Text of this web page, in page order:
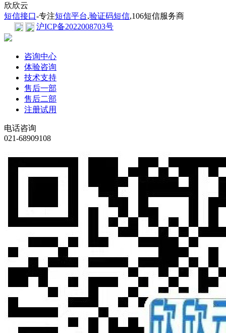
欣欣云
短信接口-专注短信平台,验证码短信,106短信服务商
沪ICP备2022008703号
咨询中心
体验咨询
技术支持
售后一部
售后二部
注册试用
电话咨询
021-68909108